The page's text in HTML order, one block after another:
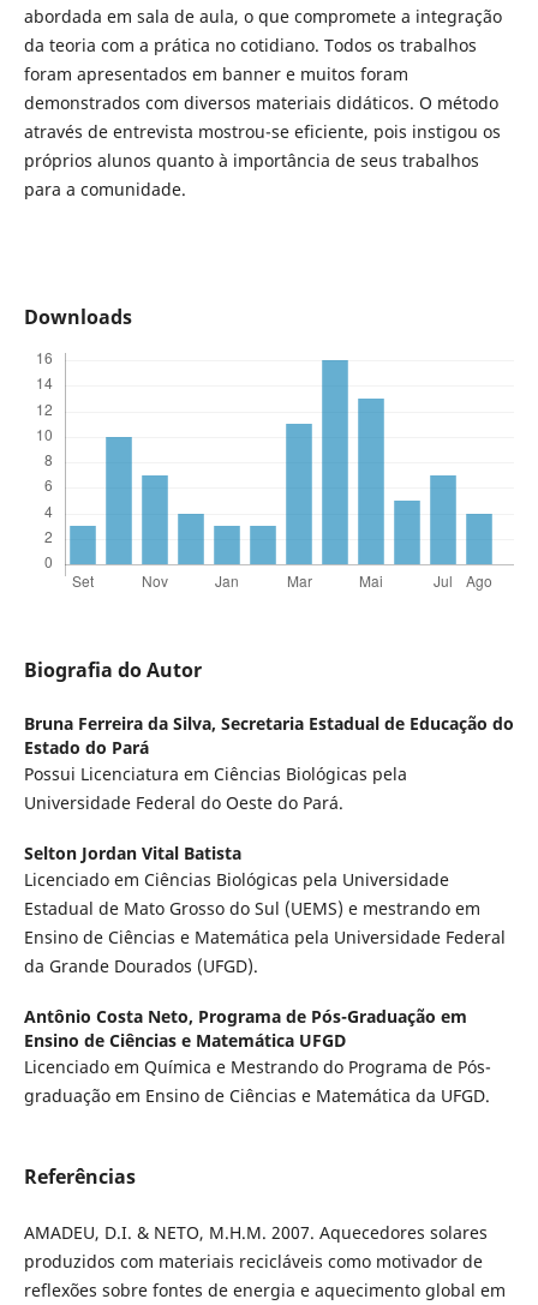
abordada em sala de aula, o que compromete a integração
da teoria com a prática no cotidiano. Todos os trabalhos
foram apresentados em banner e muitos foram
demonstrados com diversos materiais didáticos. O método
através de entrevista mostrou-se eficiente, pois instigou os
próprios alunos quanto à importância de seus trabalhos
para a comunidade.
Downloads
Biografia do Autor
Bruna Ferreira da Silva, Secretaria Estadual de Educação do
Estado do Pará
Possui Licenciatura em Ciências Biológicas pela
Universidade Federal do Oeste do Pará.
Selton Jordan Vital Batista
Licenciado em Ciências Biológicas pela Universidade
Estadual de Mato Grosso do Sul (UEMS) e mestrando em
Ensino de Ciências e Matemática pela Universidade Federal
da Grande Dourados (UFGD).
Antônio Costa Neto, Programa de Pós-Graduação em
Ensino de Ciências e Matemática UFGD
Licenciado em Química e Mestrando do Programa de Pós-
graduação em Ensino de Ciências e Matemática da UFGD.
Referências
AMADEU, D.I. & NETO, M.H.M. 2007. Aquecedores solares
produzidos com materiais recicláveis como motivador de
reflexões sobre fontes de energia e aquecimento global em